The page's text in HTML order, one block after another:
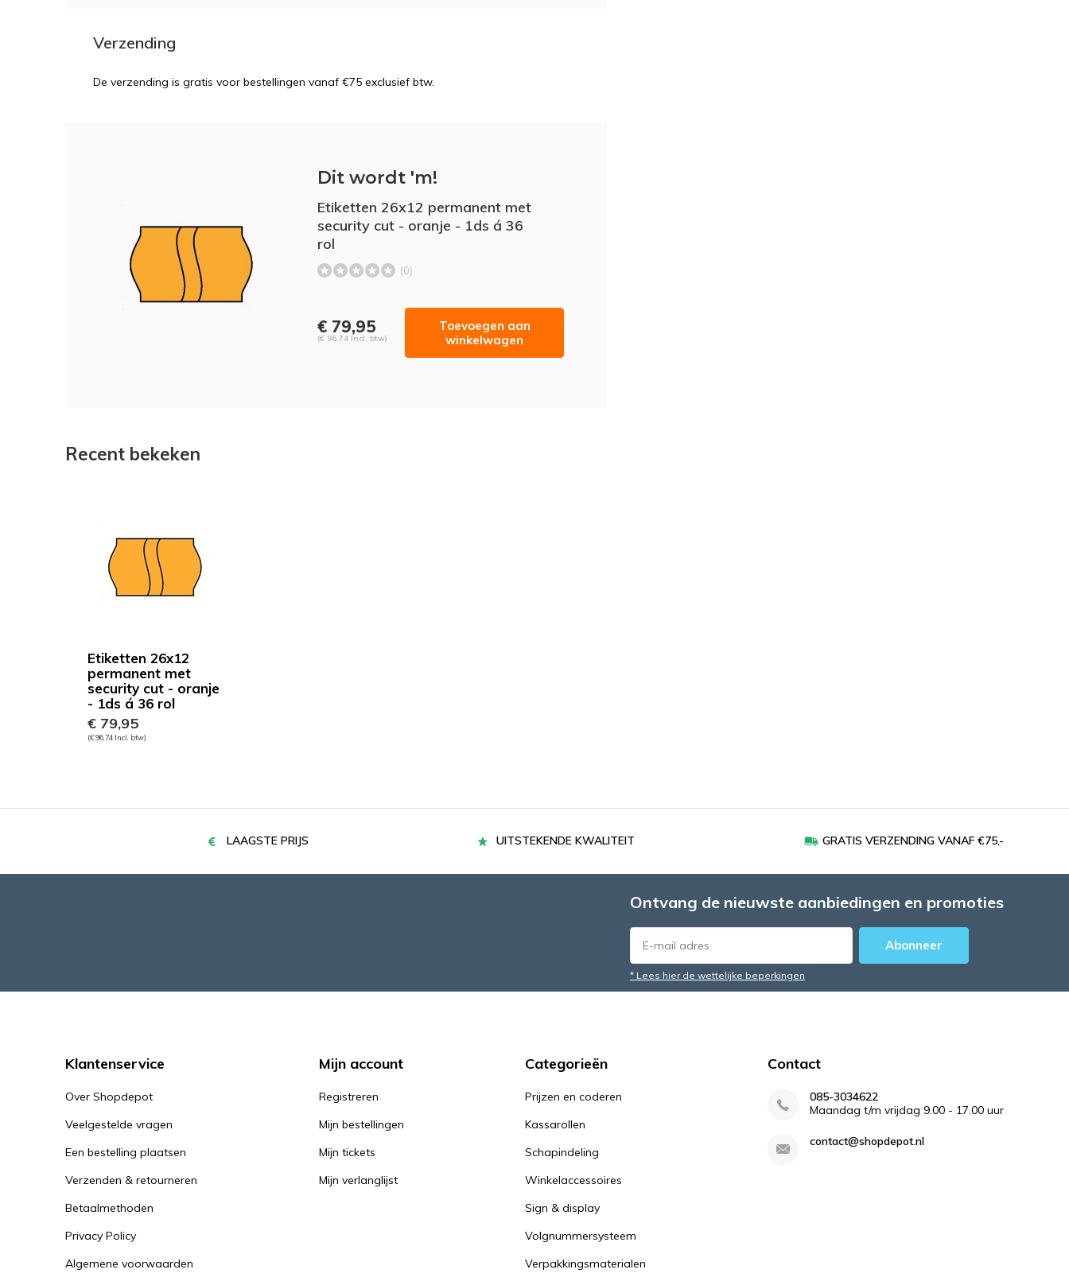
Verzending
De verzending is gratis voor bestellingen vanaf €75 exclusief btw.
Dit wordt 'm!
Etiketten 26x12 permanent met
security cut - oranje - 1ds á 36
rol
(0)
€ 79,95
(€ 96,74 Incl. btw)
Toevoegen aan
winkelwagen
Recent bekeken
Etiketten 26x12
permanent met
security cut - oranje
- 1ds á 36 rol
€ 79,95
(€ 96,74 Incl. btw)
LAAGSTE PRIJS UITSTEKENDE KWALITEIT GRATIS VERZENDING VANAF €75,-
Ontvang de nieuwste aanbiedingen en promoties
Abonneer
* Lees hier de wettelijke beperkingen
Klantenservice
Over Shopdepot
Veelgestelde vragen
Een bestelling plaatsen
Verzenden & retourneren
Betaalmethoden
Privacy Policy
Algemene voorwaarden
Mijn account
Registreren
Mijn bestellingen
Mijn tickets
Mijn verlanglijst
Categorieën
Prijzen en coderen
Kassarollen
Schapindeling
Winkelaccessoires
Sign & display
Volgnummersysteem
Verpakkingsmaterialen
Contact
085-3034622
Maandag t/m vrijdag 9.00 - 17.00 uur
contact@shopdepot.nl